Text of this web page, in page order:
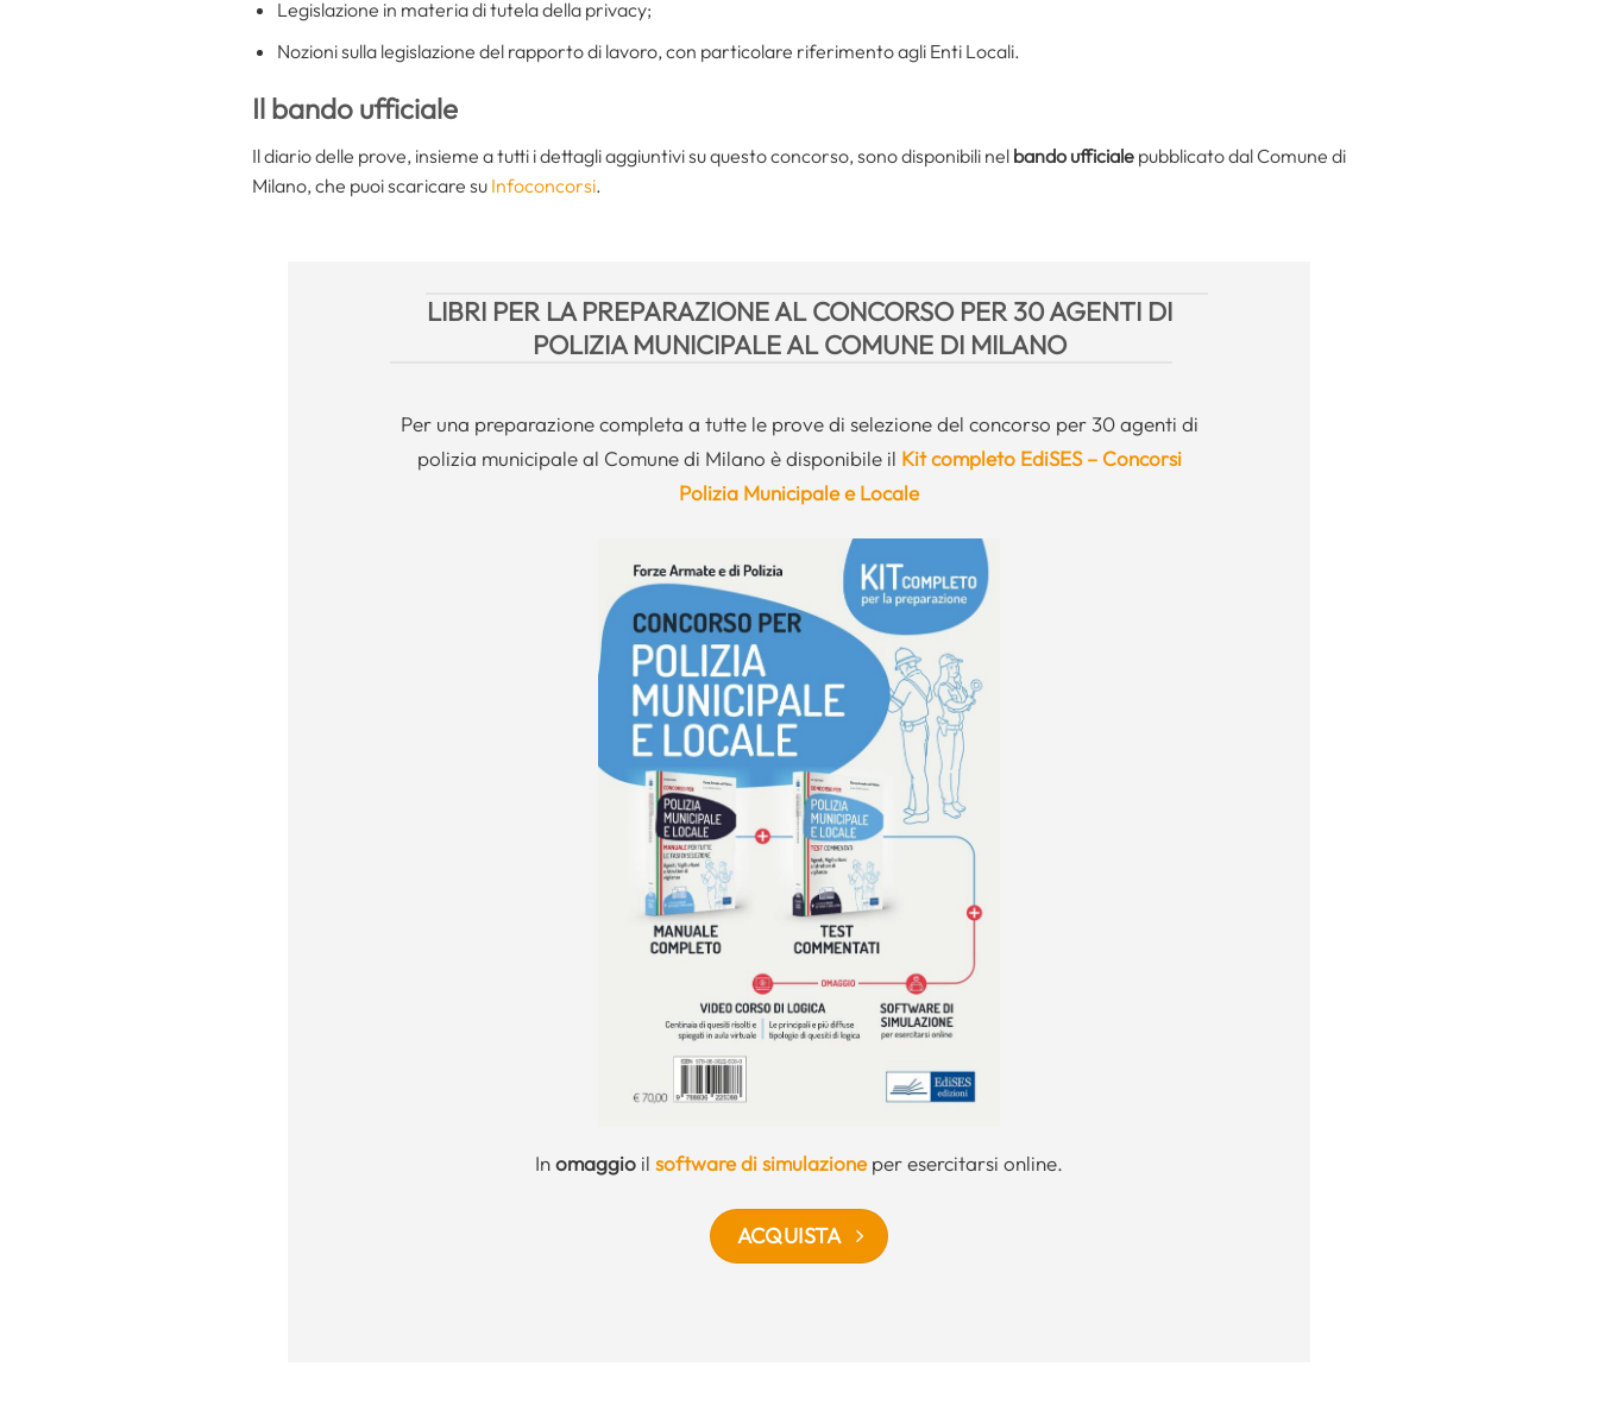
Legislazione in materia di tutela della privacy;
Nozioni sulla legislazione del rapporto di lavoro, con particolare riferimento agli Enti Locali.
Il bando ufficiale
Il diario delle prove, insieme a tutti i dettagli aggiuntivi su questo concorso, sono disponibili nel bando ufficiale pubblicato dal Comune di
Milano, che puoi scaricare su Infoconcorsi.
LIBRI PER LA PREPARAZIONE AL CONCORSO PER 30 AGENTI DI
POLIZIA MUNICIPALE AL COMUNE DI MILANO
Per una preparazione completa a tutte le prove di selezione del concorso per 30 agenti di
polizia municipale al Comune di Milano è disponibile il Kit completo EdiSES – Concorsi
Polizia Municipale e Locale
Inomaggio il software di simulazioneper esercitarsi online.
ACQUISTA